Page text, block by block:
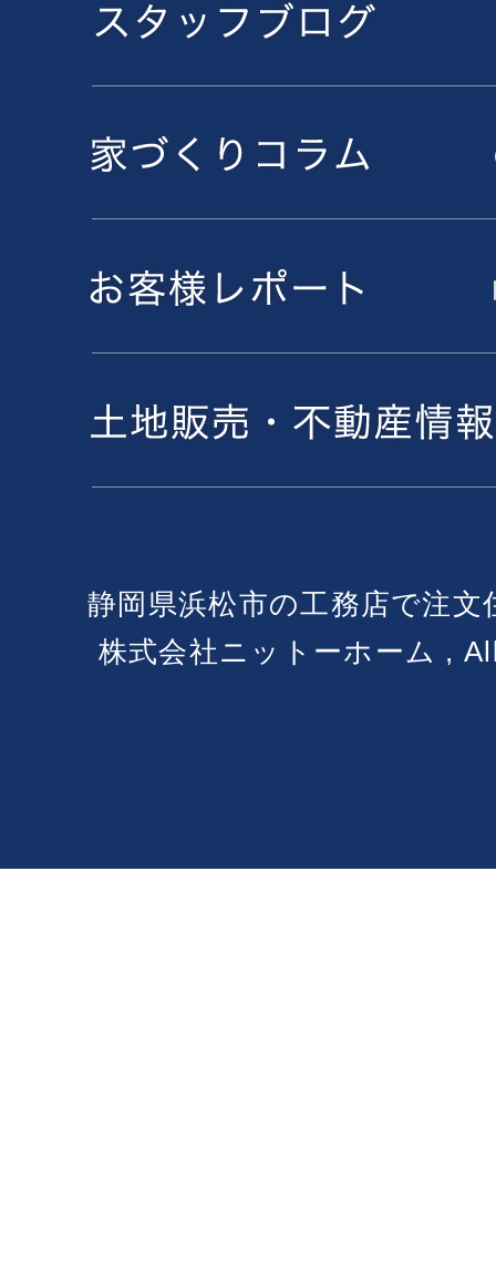
静岡県浜松市の工務店で注
株式会社ニットーホーム ,